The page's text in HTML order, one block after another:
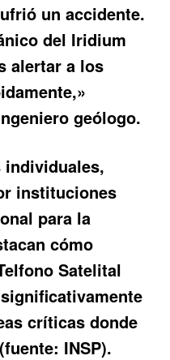
un accidente.
del Iridium
alertar a los
geólogo.
instituciones
para la
cómo
Satelital
críticas donde
INSP).